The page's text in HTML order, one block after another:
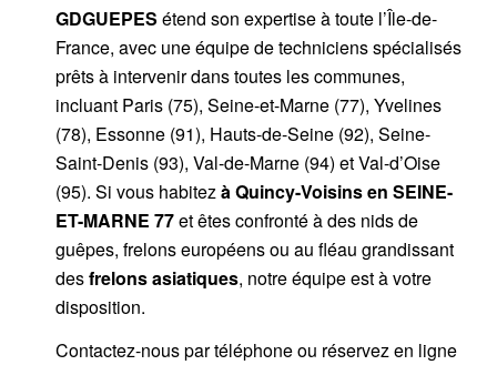
GDGUEPES étend son expertise à toute l’Île-de-
France, avec une équipe de techniciens spécialisés
prêts à intervenir dans toutes les communes,
incluant Paris (75), Seine-et-Marne (77), Yvelines
(78), Essonne (91), Hauts-de-Seine (92), Seine-
Saint-Denis (93), Val-de-Marne (94) et Val-d’Oise
(95). Si vous habitez à Quincy-Voisinsen SEINE-
ET-MARNE 77et êtes confronté à des nids de
guêpes, frelons européens ou au fléau grandissant
desfrelons asiatiques, notre équipe est à votre
disposition.
Contactez-nous partéléphoneou réservez en ligne